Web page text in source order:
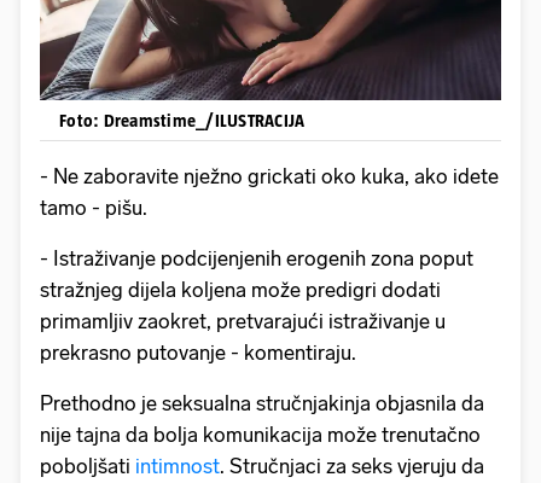
Foto: Dreamstime_/ILUSTRACIJA
- Ne zaboravite nježno grickati oko kuka, ako idete
tamo - pišu.
- Istraživanje podcijenjenih erogenih zona poput
stražnjeg dijela koljena može predigri dodati
primamljiv zaokret, pretvarajući istraživanje u
prekrasno putovanje - komentiraju.
Prethodno je seksualna stručnjakinja objasnila da
nije tajna da bolja komunikacija može trenutačno
poboljšati intimnost. Stručnjaci za seks vjeruju da